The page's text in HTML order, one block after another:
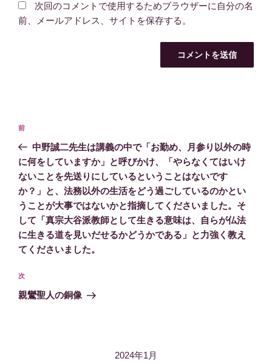
次回のコメントで使用するためブラウザーに自分の名
前、メールアドレス、サイトを保存する。
投
ナ
ビ
ゲ
ー
シ
ョ
ン
過
去
の
投
稿
前
中野誠二先生は講義の中で「お勤め、月参り以外の時
に何をしていますか」と呼びかけ、「やらなくてはいけ
ないことを先送りにしているということはないです
か？」と、法務以外の生活をどう過ごしているのかとい
うことが大事ではないかと指摘してくださいました。そ
して「真宗大谷派教師として生きる意味は、自らが仏法
に生きる道を見いだせるかどうかである」と力強く教え
てくださいました。
次
の
次
親鸞聖人の銅像
2024年1月